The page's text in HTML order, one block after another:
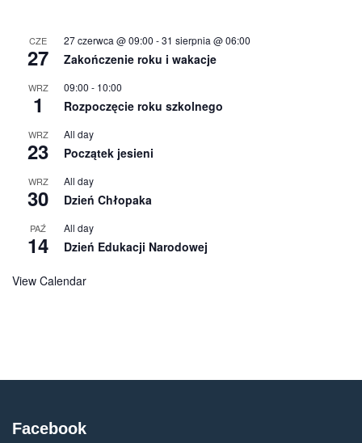
CZE
27
27 czerwca @ 09:00 -31 sierpnia @ 06:00
Zakończenie roku i wakacje
WRZ
1
09:00 - 10:00
Rozpoczęcie roku szkolnego
WRZ
23
All day
Początek jesieni
WRZ
30
All day
Dzień Chłopaka
PAŹ
14
All day
Dzień Edukacji Narodowej
View Calendar
Facebook